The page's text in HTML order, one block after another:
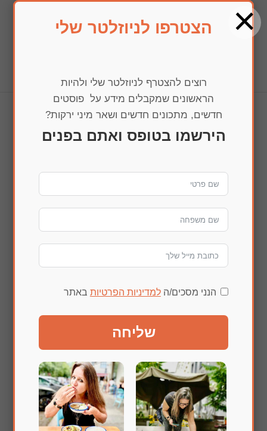
× הצטרפו לניוזלטר שלי
רוצים להצטרף לניוזלטר שלי ולהיות
הראשונים שמקבלים מידע על פוסטים
חדשים, מתכונים חדשים ושאר מיני ירקות?
הירשמו בטופס ואתם בפנים
הנני מסכים/הלמדיניות הפרטיות באתר
שליחה
IMG_0110
שלחו תגובה
האימייל לא יוצג באתר. שדות החובה מסומנים*